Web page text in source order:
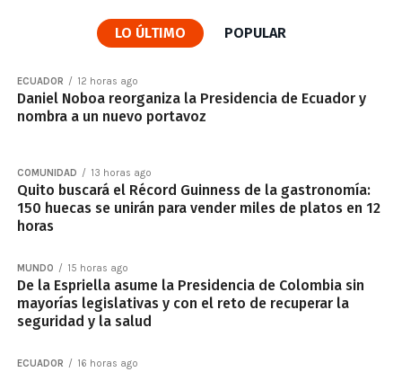
LO ÚLTIMO POPULAR
ECUADOR 12 horas ago
Daniel Noboa reorganiza la Presidencia de Ecuador y
nombra a un nuevo portavoz
COMUNIDAD 13 horas ago
Quito buscará el Récord Guinness de la gastronomía:
150 huecas se unirán para vender miles de platos en 12
horas
MUNDO 15 horas ago
De la Espriella asume la Presidencia de Colombia sin
mayorías legislativas y con el reto de recuperar la
seguridad y la salud
ECUADOR 16 horas ago